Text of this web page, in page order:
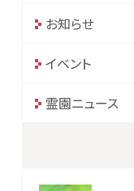
お知らせ
イベント
霊園ニュース